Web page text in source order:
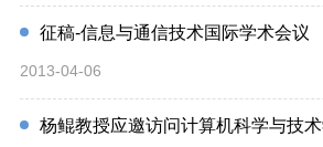
征稿-信息与通信技术国际学术会议
2013-04-06
杨鲲教授应邀访问计算机科学与技